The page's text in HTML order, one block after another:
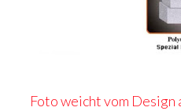
Foto weicht vom Design